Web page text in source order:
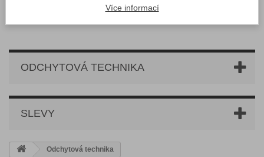
ODCHYTOVÁ TECHNIKA
SLEVY
Odchytová technika
Více informací